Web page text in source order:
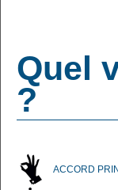
Quel
?
ACCORD